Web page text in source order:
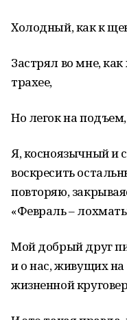
Холодный, как к
Застрял во мне,
трахее,
Но легок на
Я, косноязычный и
воскресить
повторяю,
«Февраль –
Мой добрый друг
и о нас, живущих на
жизненной